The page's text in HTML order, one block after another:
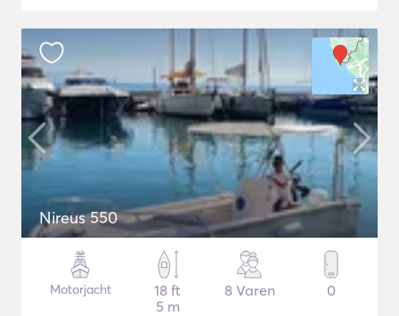
Nireus 550
Motorjacht
18 ft
5 m
8 Varen 0